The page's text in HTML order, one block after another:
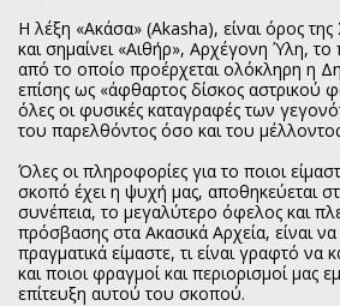
Η λέξη «Ακάσα» (Akasha), είναι όρος
και σημαίνει «Αιθήρ», Αρχέγονη Ύλη, το
από το οποίο προέρχεται ολόκληρη η
επίσης ως «άφθαρτος δίσκος αστρικού
όλες οι φυσικές καταγραφές των
του παρελθόντος όσο και του
Όλες οι πληροφορίες για το ποιοι
σκοπό έχει η ψυχή μας, αποθηκεύεται
συνέπεια, το μεγαλύτερο όφελος και
πρόσβασης στα Ακασικά Αρχεία, είναι
πραγματικά είμαστε, τι είναι γραφτό
και ποιοι φραγμοί και περιορισμοί μας
επίτευξη αυτού του σκοπού.